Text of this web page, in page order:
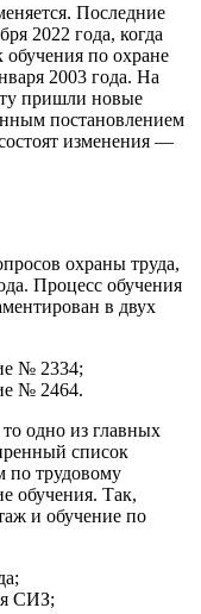
Последние
2022 года, когда
по охране
2003 года. На
пришли новые
постановлением
изменения —
охраны труда,
Процесс обучения
в двух
№ 2334;
№ 2464.
одно из главных
список
по трудовому
обучения. Так,
и обучение по
СИЗ;